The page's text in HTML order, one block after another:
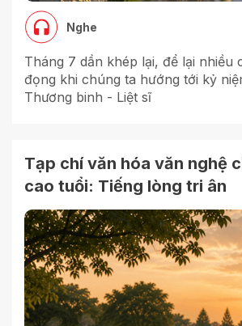
Nghe
Tháng 7 dần khép lại, để lại nhiều
đọng khi chúng ta hướng tới kỷ
Thương binh - Liệt sĩ
Tạp chí văn hóa văn nghệ
cao tuổi: Tiếng lòng tri ân